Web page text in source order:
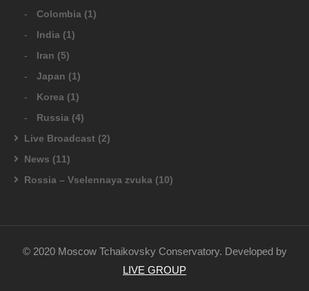
Colombia (1)
India (1)
Iran (5)
Japan (1)
Korea (1)
Russia (4)
Live Broadcast (2)
News (11)
Rossia – Vselennaya zvuka (10)
© 2020 Moscow Tchaikovsky Conservatory. Developed by
LIVE GROUP